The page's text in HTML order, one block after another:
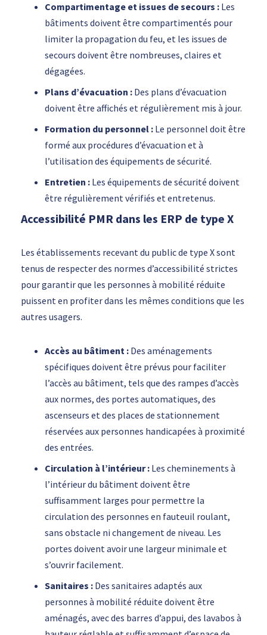
Compartimentage et issues de secours : Les
bâtiments doivent être compartimentés pour
limiter la propagation du feu, et les issues de
secours doivent être nombreuses, claires et
dégagées.
Plans d’évacuation : Des plans d’évacuation
doivent être affichés et régulièrement mis à jour.
Formation du personnel : Le personnel doit être
formé aux procédures d’évacuation et à
l’utilisation des équipements de sécurité.
Entretien : Les équipements de sécurité doivent
être régulièrement vérifiés et entretenus.
Accessibilité PMR dans les ERP de type X
Les établissements recevant du public de type X sont
tenus de respecter des normes d’accessibilité strictes
pour garantir que les personnes à mobilité réduite
puissent en profiter dans les mêmes conditions que les
autres usagers.
Accès au bâtiment : Des aménagements
spécifiques doivent être prévus pour faciliter
l’accès au bâtiment, tels que des rampes d’accès
aux normes, des portes automatiques, des
ascenseurs et des places de stationnement
réservées aux personnes handicapées à proximité
des entrées.
Circulation à l’intérieur : Les cheminements à
l’intérieur du bâtiment doivent être
suffisamment larges pour permettre la
circulation des personnes en fauteuil roulant,
sans obstacle ni changement de niveau. Les
portes doivent avoir une largeur minimale et
s’ouvrir facilement.
Sanitaires : Des sanitaires adaptés aux
personnes à mobilité réduite doivent être
aménagés, avec des barres d’appui, des lavabos à